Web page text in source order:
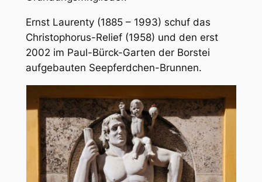
Ernst Laurenty (1885 – 1993) schuf das
Christophorus-Relief (1958) und den erst
2002 im Paul-Bürck-Garten der Borstei
aufgebauten Seepferdchen-Brunnen.